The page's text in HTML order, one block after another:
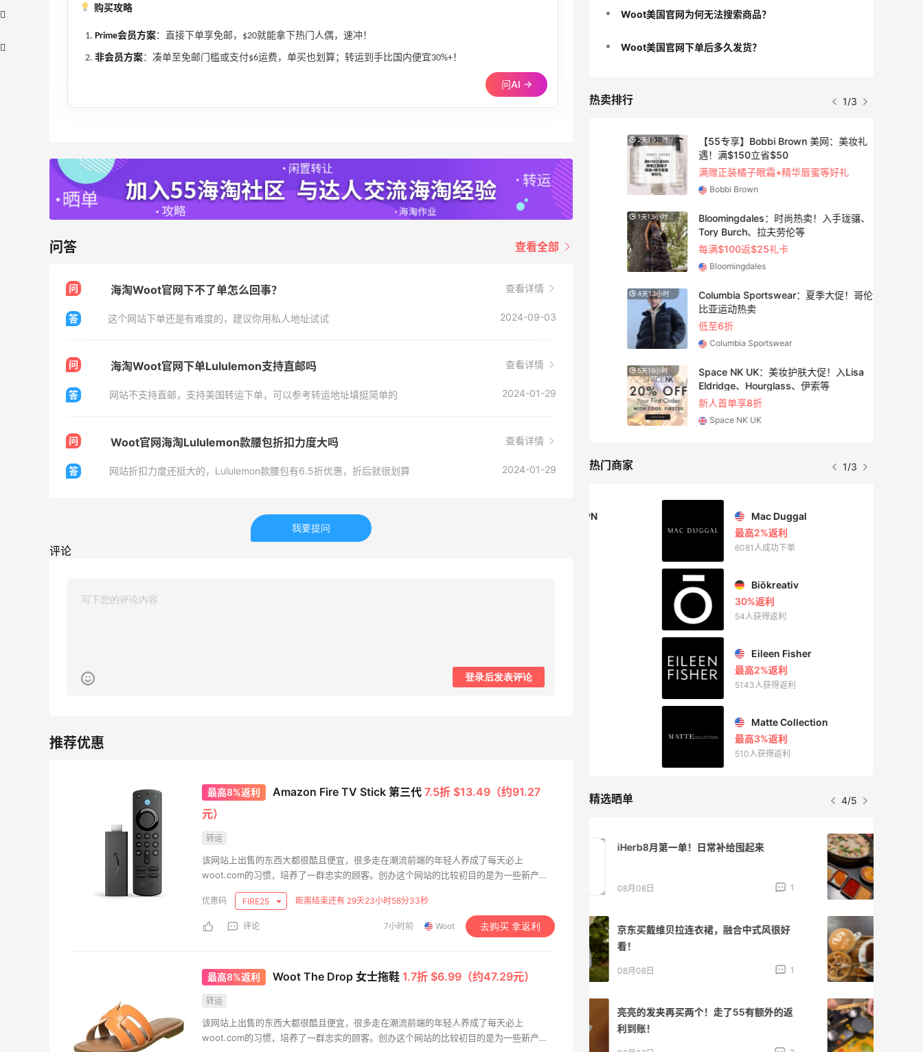
购买攻略
Prime会员方案：直接下单享免邮，$20就能拿下热门人偶，速冲！
非会员方案：凑单至免邮门槛或支付$6运费，单买也划算；转运到手比国内便宜30%+！
问AI →
问答 查看全部
问 海淘Woot官网下不了单怎么回事？ 查看详情
答 这个网站下单还是有难度的，建议你用私人地址试试 2024-09-03
问 海淘Woot官网下单Lululemon支持直邮吗 查看详情
答 网站不支持直邮，支持美国转运下单，可以参考转运地址填挺简单的 2024-01-29
问 Woot官网海淘Lululemon款腰包折扣力度大吗 查看详情
答 网站折扣力度还挺大的，Lululemon款腰包有6.5折优惠，折后就很划算 2024-01-29
我要提问
评论
登录后发表评论
最高8%返利 Amazon Fire TV Stick 第三代 7.5折 $13.49（约91.27
元）
转运
该网站上出售的东西大都很酷且便宜，很多走在潮流前端的年轻人养成了每天必上
woot.com的习惯，培养了一群忠实的顾客。创办这个网站的比较初目的是为一些新产品
提供一个市场反馈测试的平台，由企业小规模供货，却大受欢迎。通常每天只出售一件商
品，除非商品当天售完，否则到美国中部时间晚上11点59分，这件商品就会下架，随后换
上新的产品。
FIRE25 距离结束还有 29天23小时58分31秒
评论 7小时前 Woot 去购买 拿返利
最高8%返利 Woot The Drop 女士拖鞋 1.7折 $6.99（约47.29元）
转运
该网站上出售的东西大都很酷且便宜，很多走在潮流前端的年轻人养成了每天必上
woot.com的习惯，培养了一群忠实的顾客。创办这个网站的比较初目的是为一些新产品
Woot美国官网为何无法搜索商品？
Woot美国官网下单后多久发货？
热卖排行 1/3
SS26时尚大牌低至5.5折
Suit Negozi
1天13小时
Bloomingdales：美妆大促！入手 Dior、
9天7小时
Mytheresa：折扣区时尚上新热卖 关注
享额外9折
12天16小时
Macy's：Lancome 兰蔻美妆大促低至5折
低门槛入手7件套
Bluemercury
iHerb ：88全球好物节！选购日常保健、
Macy's：美妆精选10日闪促 低至5折+免
Macy's：返校季大促 精选童装热卖 部分
低至5折
2天19小时
【55专享】Bobbi Brown 美网：美妆礼
遇！满$150立省$50
满赠正装橘子眼霜+精华唇蜜等好礼
Bobbi Brown
1天13小时
Bloomingdales：时尚热卖！入手珑骧、
Tory Burch、拉夫劳伦等
每满$100返$25礼卡
Bloomingdales
4天13小时
Columbia Sportswear：夏季大促！哥伦
比亚运动热卖
低至6折
Columbia Sportswear
5天16小时
Space NK UK：美妆护肤大促！入Lisa
Eldridge、Hourglass、伊索等
新人首单享8折
Space NK UK
热门商家 1/3
4%返利
Mac Duggal
最高2%返利
6081人成功下单
Biōkreativ
30%返利
54人获得返利
Eileen Fisher
最高2%返利
5143人获得返利
Matte Collection
最高3%返利
精选晒单 4/5
高端面霜欧米达钻石面霜购入
08月08日
美团买黄式壹品汇芋圆，好吃不贵！！
苦巧咸酪碎银子 | 喜茶最夯的一杯️
京东买戴维贝拉连衣裙，融合中式风很好
08月08日
利到账！
为了这家烧烤，我必然还要再去新疆
又去皮爷喝下午茶了，香蕉布朗尼超好吃
2
山缓缓火锅，锅底够味，牛肉实在